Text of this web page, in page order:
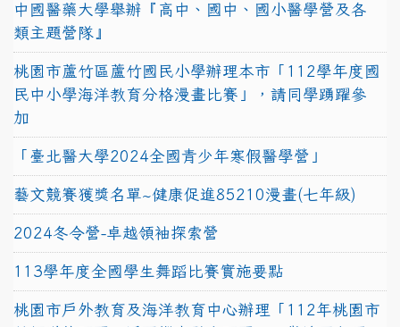
中國醫藥大學舉辦『高中、國中、國小醫學營及各
類主題營隊』
桃園市蘆竹區蘆竹國民小學辦理本市「112學年度國
民中小學海洋教育分格漫畫比賽」，請同學踴躍參
加
「臺北醫大學2024全國青少年寒假醫學營」
藝文競賽獲獎名單~健康促進85210漫畫(七年級)
2024冬令營-卓越領袖探索營
113學年度全國學生舞蹈比賽實施要點
桃園市戶外教育及海洋教育中心辦理「112年桃園市